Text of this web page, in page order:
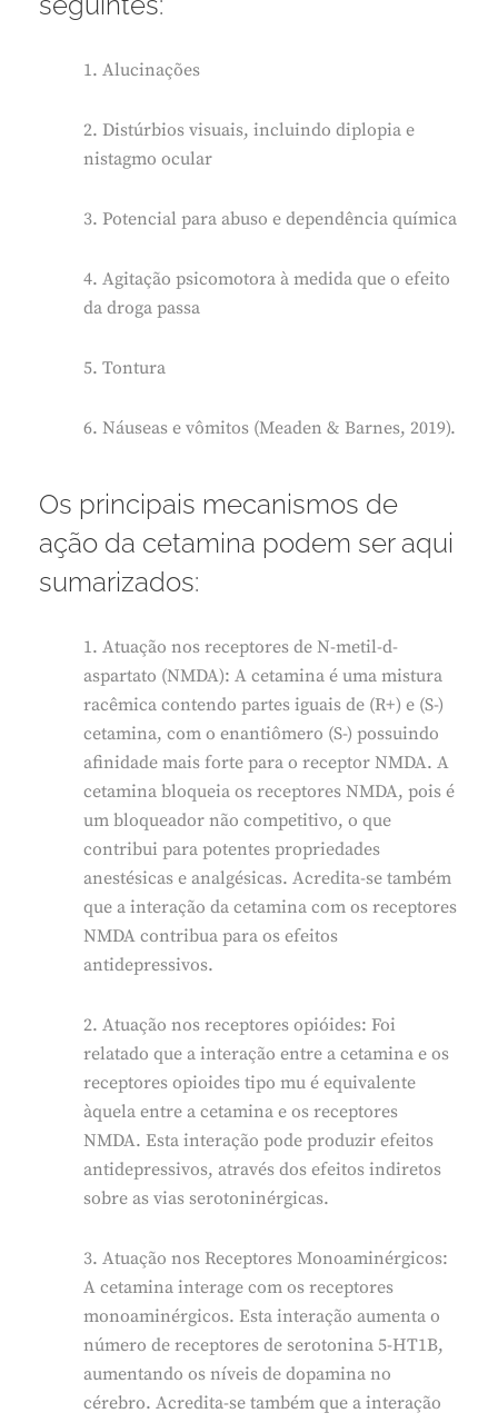
1. Alucinações
2. Distúrbios visuais, incluindo diplopia e
nistagmo ocular
3. Potencial para abuso e dependência química
4. Agitação psicomotora à medida que o efeito
da droga passa
5. Tontura
6. Náuseas e vômitos (Meaden & Barnes, 2019).
Os principais mecanismos de
ação da cetamina podem ser aqui
sumarizados:
1. Atuação nos receptores de N-metil-d-
aspartato (NMDA): A cetamina é uma mistura
racêmica contendo partes iguais de (R+) e (S-)
cetamina, com o enantiômero (S-) possuindo
afinidade mais forte para o receptor NMDA. A
cetamina bloqueia os receptores NMDA, pois é
um bloqueador não competitivo, o que
contribui para potentes propriedades
anestésicas e analgésicas. Acredita-se também
que a interação da cetamina com os receptores
NMDA contribua para os efeitos
antidepressivos.
2. Atuação nos receptores opióides: Foi
relatado que a interação entre a cetamina e os
receptores opioides tipo mu é equivalente
àquela entre a cetamina e os receptores
NMDA. Esta interação pode produzir efeitos
antidepressivos, através dos efeitos indiretos
sobre as vias serotoninérgicas.
3. Atuação nos Receptores Monoaminérgicos:
A cetamina interage com os receptores
monoaminérgicos. Esta interação aumenta o
número de receptores de serotonina 5-HT1B,
aumentando os níveis de dopamina no
cérebro. Acredita-se também que a interação